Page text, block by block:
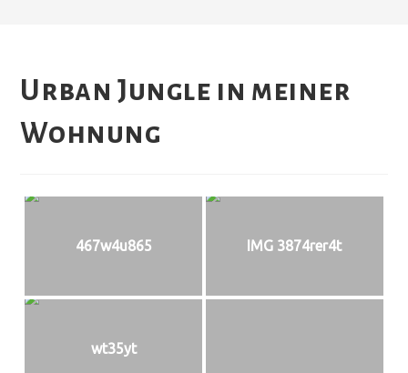
Urban Jungle in meiner
Wohnung
467w4u865 IMG 3874rer4t
wt35yt